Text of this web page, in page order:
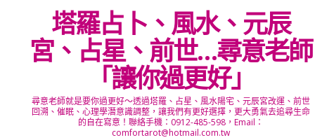
塔羅占卜、風水、元辰
宮、占星、前世…尋意老師
「讓你過更好」
尋意老師就是要你過更好～透過塔羅、占星、風水陽宅、元辰宮改運、前世
回溯、催眠、心理學潛意識調整，讓我們有更好選擇，更大勇氣去追尋生命
的自在寫意！聯絡手機：0912-485-598，Email：
comfortarot@hotmail.com.tw